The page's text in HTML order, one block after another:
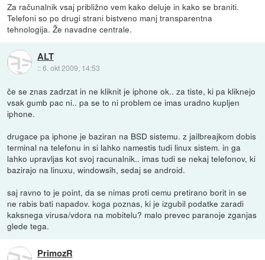
Za računalnik vsaj približno vem kako deluje in kako se braniti.
Telefoni so po drugi strani bistveno manj transparentna
tehnologija. Že navadne centrale.
ALT
::6. okt 2009, 14:53
če se znas zadrzat in ne kliknit je iphone ok.. za tiste, ki pa kliknejo
vsak gumb pac ni.. pa se to ni problem ce imas uradno kupljen
iphone.
drugace pa iphone je baziran na BSD sistemu. z jailbreajkom dobis
terminal na telefonu in si lahko namestis tudi linux sistem. in ga
lahko upravljas kot svoj racunalnik.. imas tudi se nekaj telefonov, ki
bazirajo na linuxu, windowsih, sedaj se android.
saj ravno to je point, da se nimas proti cemu pretirano borit in se
ne rabis bati napadov. koga poznas, ki je izgubil podatke zaradi
kaksnega virusa/vdora na mobitelu? malo prevec paranoje zganjas
glede tega.
PrimozR